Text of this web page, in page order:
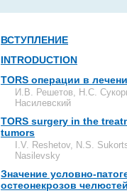
ВСТУПЛЕНИЕ
INTRODUCTION
TORS операции в
И.В. Решетов, Н.С.
Насилевский
TORS surgery in the
tumors
I.V. Reshetov, N.S.
Nasilevsky
Значение условно-
остеонекрозов